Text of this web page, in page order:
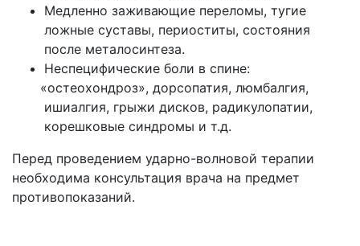
Медленно заживающие переломы, тугие
ложные суставы, периоститы, состояния
после металосинтеза.
Неспецифические боли в спине:
«остеохондроз», дорсопатия, люмбалгия,
ишиалгия, грыжи дисков, радикулопатии,
корешковые синдромы и т.д.
Перед проведением ударно-волновой терапии
необходима консультация врача на предмет
противопоказаний.